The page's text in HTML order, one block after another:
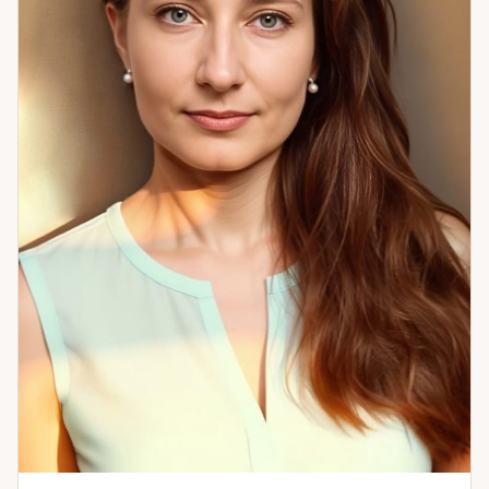
раскладов» до настоящей системной работы. Если вам
нужен не красивый прогноз, а реальное изменение
ситуации — я готова работать с вами.